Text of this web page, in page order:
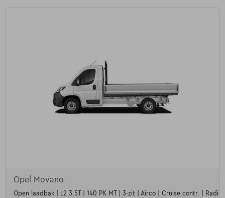
Opel Movano
Open laadbak | L2 3.5T | 140 PK MT | 3-zit | Airco | Cruise contr. | Radio